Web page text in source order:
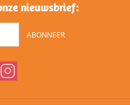
nieuwsbrief:
ABONNEER